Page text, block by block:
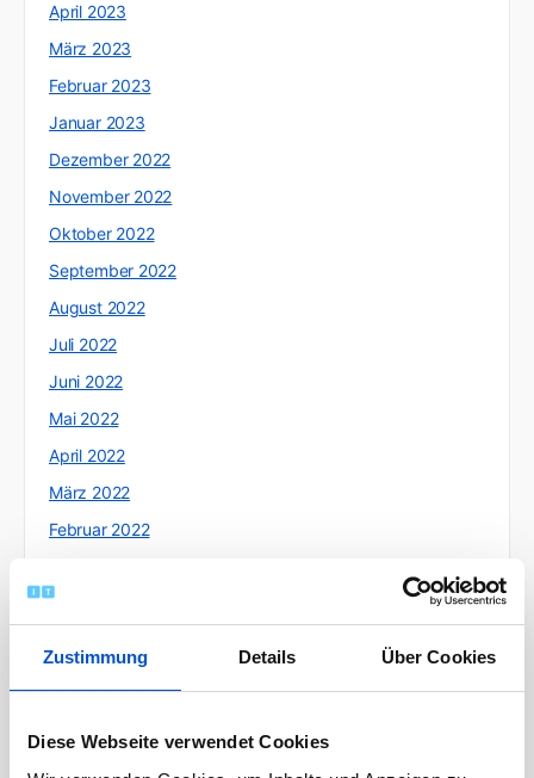
Zustimmung Details Über Cookies
Diese Webseite verwendet Cookies
April 2023
März 2023
Februar 2023
Januar 2023
Dezember 2022
November 2022
Oktober 2022
September 2022
August 2022
Juli 2022
Juni 2022
Mai 2022
April 2022
März 2022
Februar 2022
Dezember 2021
August 2021